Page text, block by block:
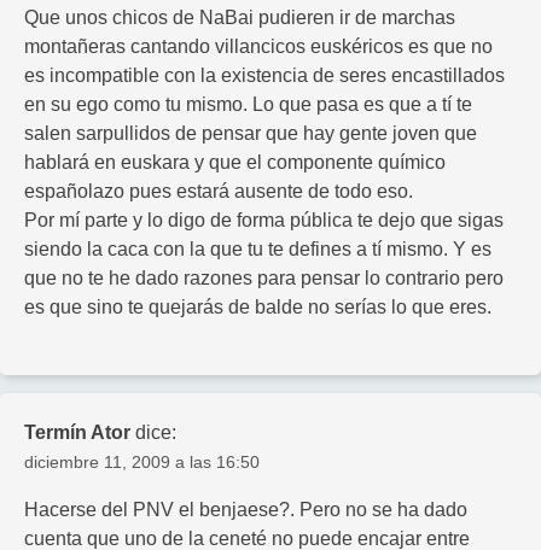
Que unos chicos de NaBai pudieren ir de marchas
montañeras cantando villancicos euskéricos es que no
es incompatible con la existencia de seres encastillados
en su ego como tu mismo. Lo que pasa es que a tí te
salen sarpullidos de pensar que hay gente joven que
hablará en euskara y que el componente químico
españolazo pues estará ausente de todo eso.
Por mí parte y lo digo de forma pública te dejo que sigas
siendo la caca con la que tu te defines a tí mismo. Y es
que no te he dado razones para pensar lo contrario pero
es que sino te quejarás de balde no serías lo que eres.
Termín Ator dice:
diciembre 11, 2009 a las 16:50
Hacerse del PNV el benjaese?. Pero no se ha dado
cuenta que uno de la ceneté no puede encajar entre